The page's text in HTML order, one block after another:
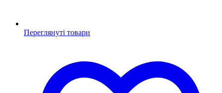
Переглянуті товари